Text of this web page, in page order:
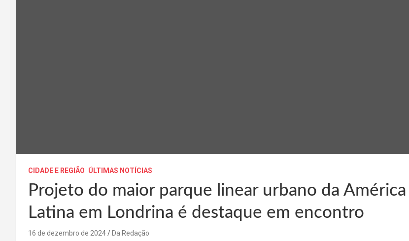
CIDADE E REGIÃO ÚLTIMAS NOTÍCIAS
Projeto do maior parque linear urbano da América
Latina em Londrina é destaque em encontro
16 de dezembro de 2024 Da Redação